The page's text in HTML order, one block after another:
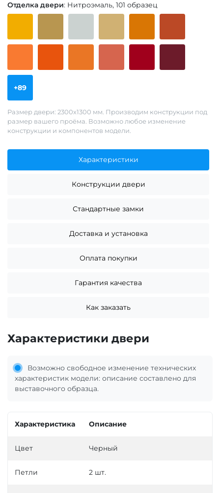
Отделка двери: Нитроэмаль, 101 образец
+89
Размер двери: 2300х1300 мм. Производим конструкции под
размер вашего проёма. Возможно любое изменение
конструкции и компонентов модели.
Характеристики
Конструкции двери
Стандартные замки
Доставка и установка
Оплата покупки
Гарантия качества
Как заказать
Характеристики двери
Возможно свободное изменение технических
характеристик модели: описание составлено для
выставочного образца.
Характеристика Описание
Цвет Черный
Петли 2 шт.